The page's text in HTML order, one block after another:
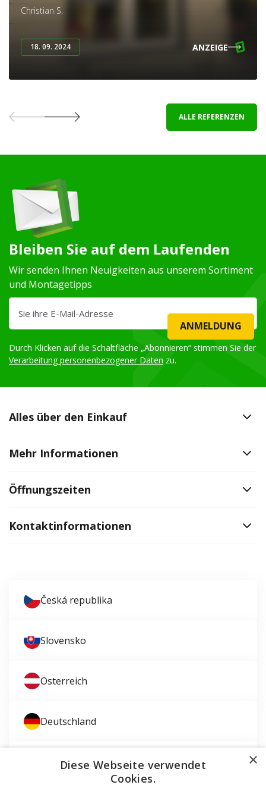
Christian S.
18. 09. 2024 ANZEIGE
ALLE REFERENZEN
Bleiben Sie auf dem Laufenden
Wir senden Ihnen Neuigkeiten aus unserem Sortiment
und Montagetipps
ANMELDUNG
Durch Klicken auf die Schaltfläche „Abonnieren“ stimmen Sie der
Verarbeitung personenbezogener Daten zu.
Alles über den Einkauf
Mehr Informationen
Öffnungszeiten
Kontaktinformationen
Česká republika
Slovensko
Österreich
Deutschland
Magyarország ×
Diese Webseite verwendet
Cookies.